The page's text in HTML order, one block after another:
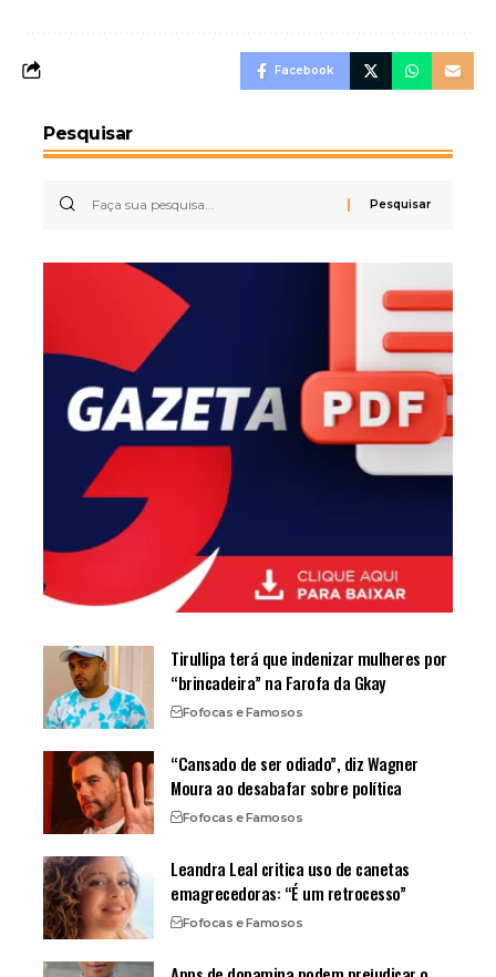
Facebook
Pesquisar
Tirullipa terá que indenizar mulheres por
“brincadeira” na Farofa da Gkay
Fofocas e Famosos
“Cansado de ser odiado”, diz Wagner
Moura ao desabafar sobre política
Fofocas e Famosos
Leandra Leal critica uso de canetas
emagrecedoras: “É um retrocesso”
Fofocas e Famosos